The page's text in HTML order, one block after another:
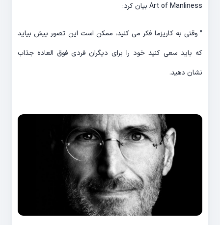
Art of Manliness بیان کرد:
” وقتی به کاریزما فکر می کنید، ممکن است این تصور پیش بیاید
که باید سعی کنید خود را برای دیگران فردی فوق العاده جذاب
نشان دهید.